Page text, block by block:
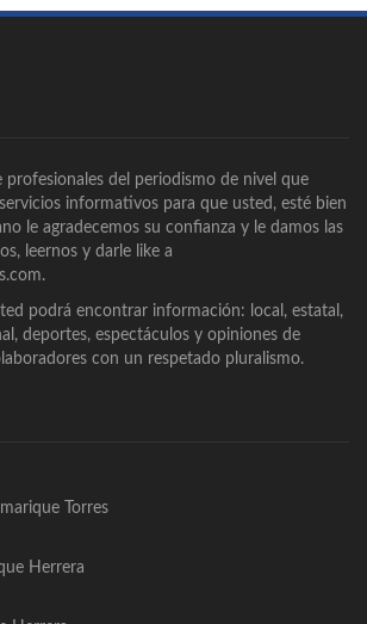
profesionales del periodismo de nivel que
informativos para que usted, esté bien
le agradecemos su confianza y le damos las
leernos y darle like a
podrá encontrar información: local, estatal,
deportes, espectáculos y opiniones de
con un respetado pluralismo.
Torres
Herrera